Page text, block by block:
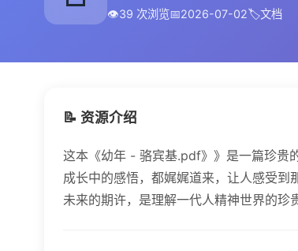
👁️39 次浏览📅2026-07-02🏷️文档
📝 资源介绍
这本《幼年 - 骆宾基.pdf》》是一篇珍贵
成长中的感悟，都娓娓道来，让人感受
未来的期许，是理解一代人精神世界的珍